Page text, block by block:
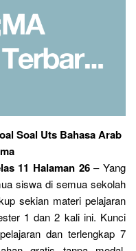
Soal Uts Bahasa Arab
11 Halaman 26– Yang
siswa di semua sekolah
sekian materi pelajaran
1 dan 2 kali ini. Kunci
dan terlengkap 7